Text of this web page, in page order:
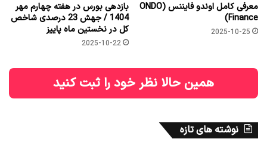
معرفی کامل اوندو فایننس (ONDO
Finance)
2025-10-25
بازدهی بورس در هفته چهارم مهر
1404 / جهش 23 درصدی شاخص
کل در نخستین ماه پاییز
2025-10-22
همین حالا نظر خود را ثبت کنید
نوشته های تازه